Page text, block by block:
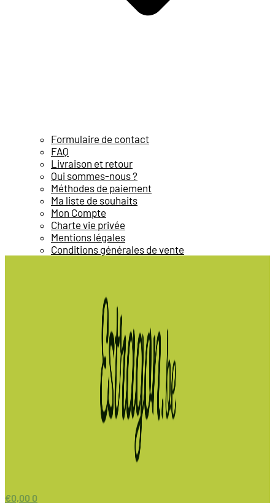
Formulaire de contact
FAQ
Livraison et retour
Qui sommes-nous ?
Méthodes de paiement
Ma liste de souhaits
Mon Compte
Charte vie privée
Mentions légales
Conditions générales de vente
€0,00 0